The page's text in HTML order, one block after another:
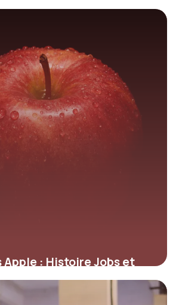
Apple : Histoire Jobs et